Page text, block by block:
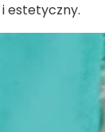
estetyczny.